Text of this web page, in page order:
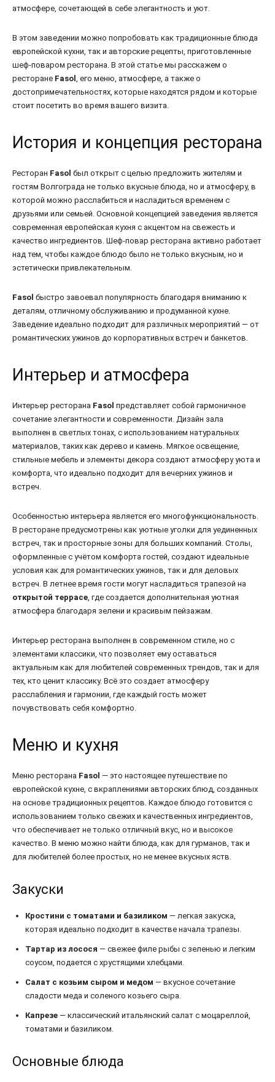
атмосфере, сочетающей в себе элегантность и уют.
В этом заведении можно попробовать как традиционные блюда
европейской кухни, так и авторские рецепты, приготовленные
шеф-поваром ресторана. В этой статье мы расскажем о
ресторане Fasol , его меню, атмосфере, а также о
достопримечательностях, которые находятся рядом и которые
стоит посетить во время вашего визита.
История и концепция ресторана
Ресторан Fasol был открыт с целью предложить жителям и
гостям Волгограда не только вкусные блюда, но и атмосферу, в
которой можно расслабиться и насладиться временем с
друзьями или семьей. Основной концепцией заведения является
современная европейская кухня с акцентом на свежесть и
качество ингредиентов. Шеф-повар ресторана активно работает
над тем, чтобы каждое блюдо было не только вкусным, но и
эстетически привлекательным.
Fasol быстро завоевал популярность благодаря вниманию к
деталям, отличному обслуживанию и продуманной кухне.
Заведение идеально подходит для различных мероприятий — от
романтических ужинов до корпоративных встреч и банкетов.
Интерьер и атмосфера
Интерьер ресторана Fasol представляет собой гармоничное
сочетание элегантности и современности. Дизайн зала
выполнен в светлых тонах, с использованием натуральных
материалов, таких как дерево и камень. Мягкое освещение,
стильные мебель и элементы декора создают атмосферу уюта и
комфорта, что идеально подходит для вечерних ужинов и
встреч.
Особенностью интерьера является его многофункциональность.
В ресторане предусмотрены как уютные уголки для уединенных
встреч, так и просторные зоны для больших компаний. Столы,
оформленные с учётом комфорта гостей, создают идеальные
условия как для романтических ужинов, так и для деловых
встреч. В летнее время гости могут насладиться трапезой на
открытой террасе, где создается дополнительная уютная
атмосфера благодаря зелени и красивым пейзажам.
Интерьер ресторана выполнен в современном стиле, но с
элементами классики, что позволяет ему оставаться
актуальным как для любителей современных трендов, так и для
тех, кто ценит классику. Всё это создает атмосферу
расслабления и гармонии, где каждый гость может
почувствовать себя комфортно.
Меню и кухня
Меню ресторана Fasol — это настоящее путешествие по
европейской кухне, с вкраплениями авторских блюд, созданных
на основе традиционных рецептов. Каждое блюдо готовится с
использованием только свежих и качественных ингредиентов,
что обеспечивает не только отличный вкус, но и высокое
качество. В меню можно найти блюда, как для гурманов, так и
для любителей более простых, но не менее вкусных яств.
Закуски
Кростини с томатами и базиликом — легкая закуска,
которая идеально подходит в качестве начала трапезы.
Тартар из лосося — свежее филе рыбы с зеленью и легким
соусом, подается с хрустящими хлебцами.
Салат с козьим сыром и медом — вкусное сочетание
сладости меда и соленого козьего сыра.
Капрезе — классический итальянский салат с моцареллой,
томатами и базиликом.
Основные блюда